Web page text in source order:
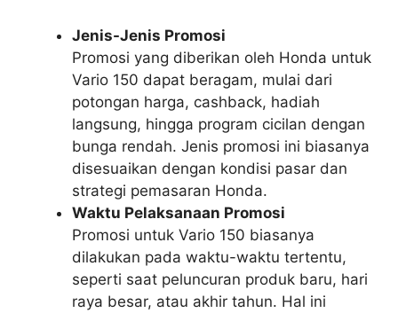
Jenis-Jenis Promosi
Promosi yang diberikan oleh Honda untuk
Vario 150 dapat beragam, mulai dari
potongan harga, cashback, hadiah
langsung, hingga program cicilan dengan
bunga rendah. Jenis promosi ini biasanya
disesuaikan dengan kondisi pasar dan
strategi pemasaran Honda.
Waktu Pelaksanaan Promosi
Promosi untuk Vario 150 biasanya
dilakukan pada waktu-waktu tertentu,
seperti saat peluncuran produk baru, hari
raya besar, atau akhir tahun. Hal ini